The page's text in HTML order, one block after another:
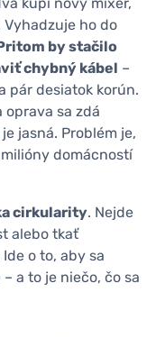
kúpi nový mixér,
ho do
by stačilo
chybný kábel –
pár desiatok korún.
sa zdá
jasná. Problém je,
domácností
cirkularity. Nejde
alebo tkať
o to, aby sa
a to je niečo, čo sa